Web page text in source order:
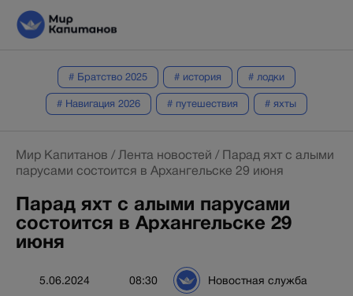
# Братство 2025 # история # лодки
# Навигация 2026 # путешествия # яхты
Мир Капитанов / Лента новостей / Парад яхт с алыми
парусами состоится в Архангельске 29 июня
Парад яхт с алыми парусами
состоится в Архангельске 29
июня
5.06.2024 08:30 Новостная служба